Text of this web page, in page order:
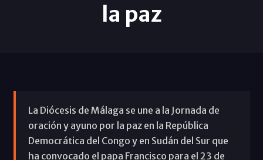
la paz
La Diócesis de Málaga se une a la Jornada de
oración y ayuno por la paz en la República
Democrática del Congo y en Sudán del Sur que
ha convocado el papa Francisco para el 23 de